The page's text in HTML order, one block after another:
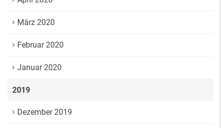
März 2020
Februar 2020
Januar 2020
2019
Dezember 2019